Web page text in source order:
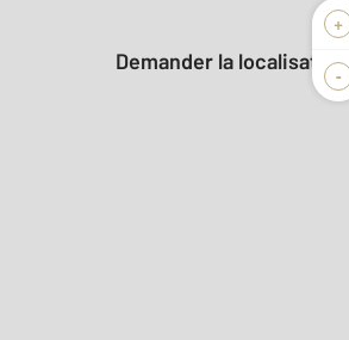
+
-
Demander la localisation